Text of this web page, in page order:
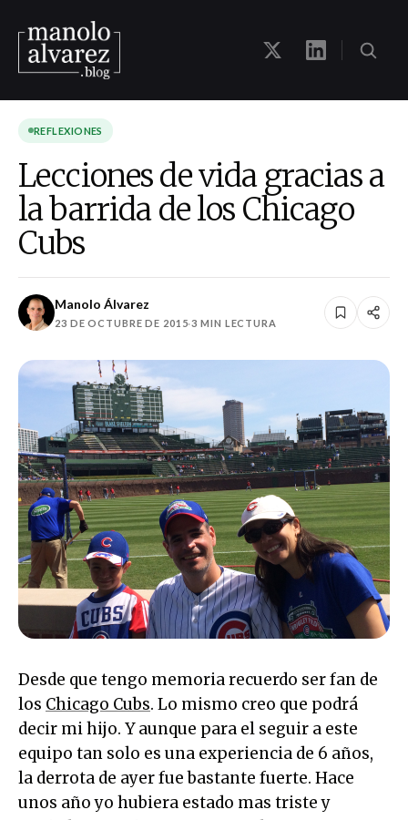
REFLEXIONES
Lecciones de vida gracias a
la barrida de los Chicago
Cubs
Manolo Álvarez
23 DE OCTUBRE DE 2015·3 MIN LECTURA
Desde que tengo memoria recuerdo ser fan de
los Chicago Cubs. Lo mismo creo que podrá
decir mi hijo. Y aunque para el seguir a este
equipo tan solo es una experiencia de 6 años,
la derrota de ayer fue bastante fuerte. Hace
unos año yo hubiera estado mas triste y